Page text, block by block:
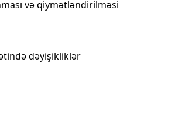
və qiymətləndirilməsi
dəyişikliklər